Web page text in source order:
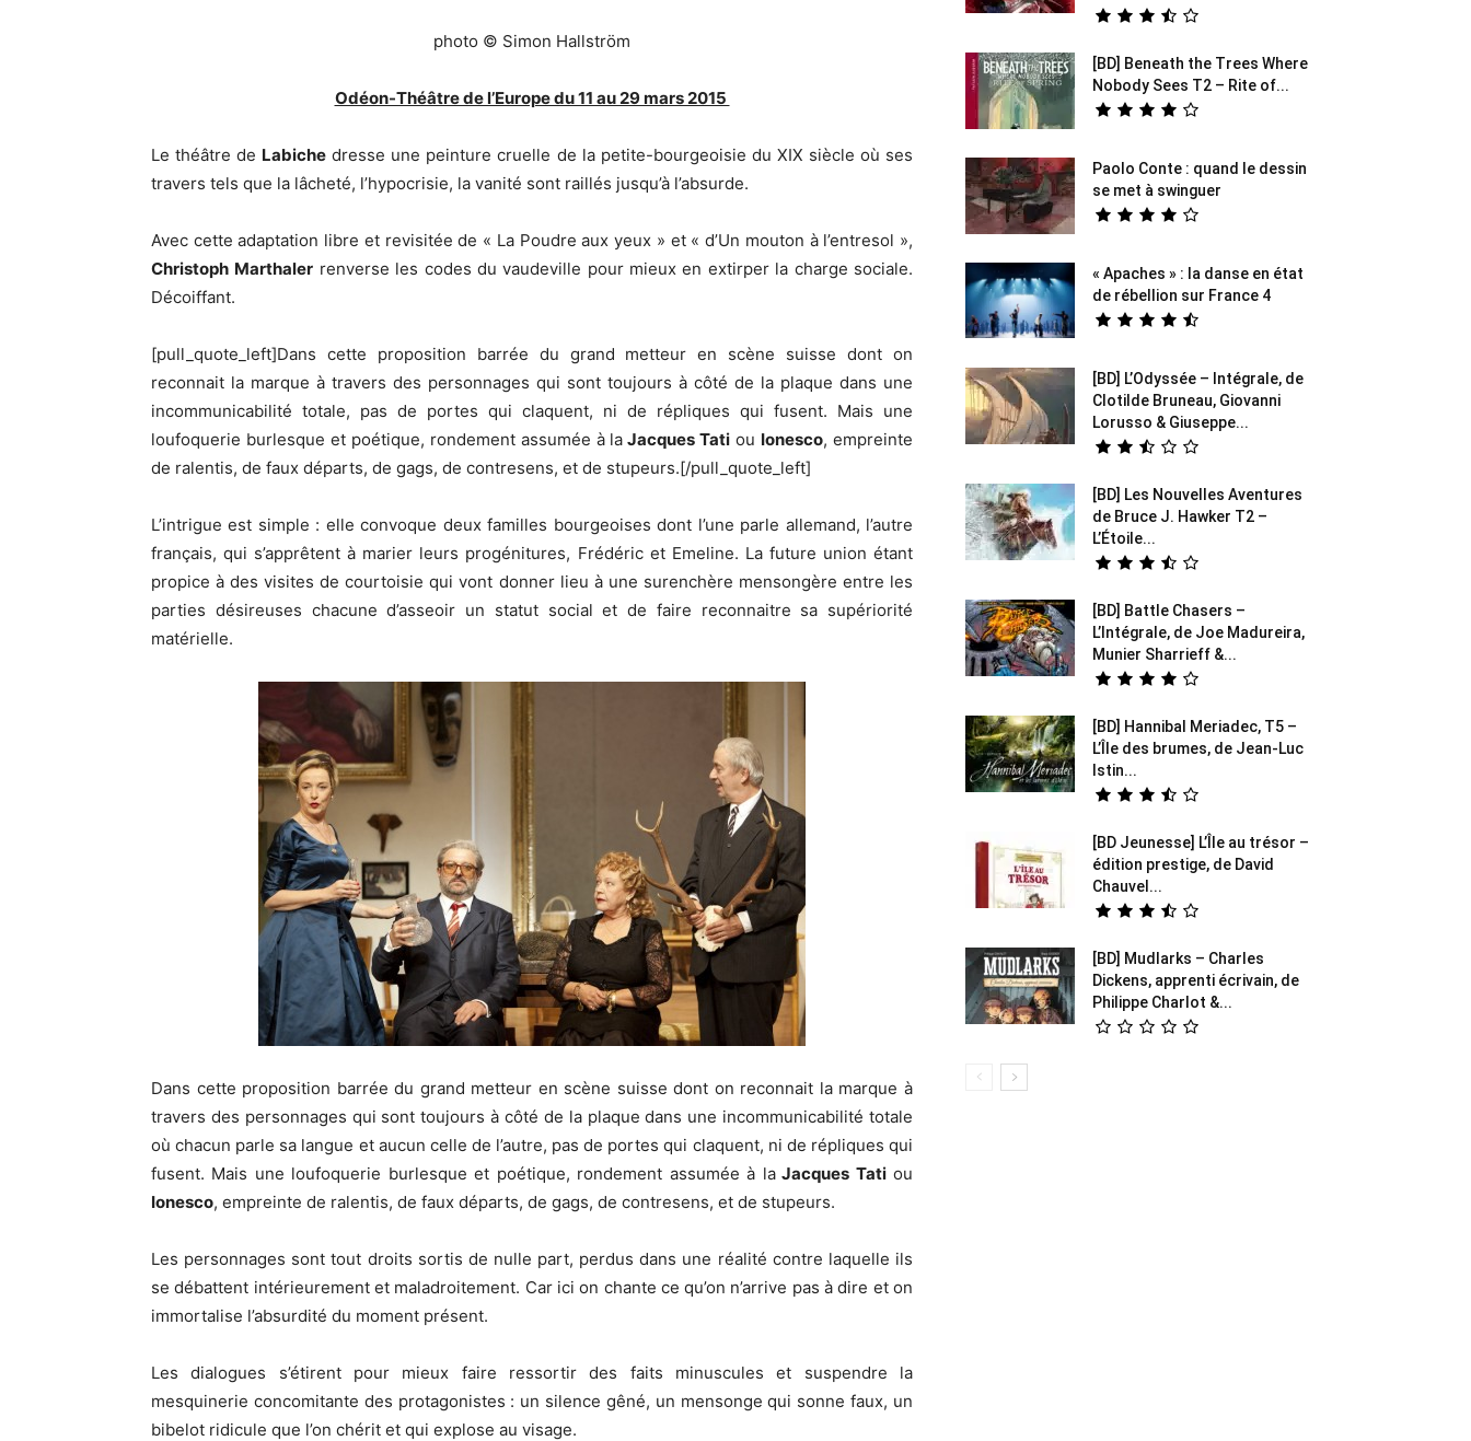
photo © Simon Hallström
Odéon-Théâtre de l’Europe du 11 au 29 mars 2015
Le théâtre de Labiche dresse une peinture cruelle de la petite-bourgeoisie du XIX siècle où ses
travers tels que la lâcheté, l’hypocrisie, la vanité sont raillés jusqu’à l’absurde.
Avec cette adaptation libre et revisitée de « La Poudre aux yeux » et « d’Un mouton à l’entresol »,
Christoph Marthaler renverse les codes du vaudeville pour mieux en extirper la charge sociale.
Décoiffant.
[pull_quote_left]Dans cette proposition barrée du grand metteur en scène suisse dont on
reconnait la marque à travers des personnages qui sont toujours à côté de la plaque dans une
incommunicabilité totale, pas de portes qui claquent, ni de répliques qui fusent. Mais une
loufoquerie burlesque et poétique, rondement assumée à la Jacques Tati ou Ionesco, empreinte
de ralentis, de faux départs, de gags, de contresens, et de stupeurs.[/pull_quote_left]
L’intrigue est simple : elle convoque deux familles bourgeoises dont l’une parle allemand, l’autre
français, qui s’apprêtent à marier leurs progénitures, Frédéric et Emeline. La future union étant
propice à des visites de courtoisie qui vont donner lieu à une surenchère mensongère entre les
parties désireuses chacune d’asseoir un statut social et de faire reconnaitre sa supériorité
matérielle.
Dans cette proposition barrée du grand metteur en scène suisse dont on reconnait la marque à
travers des personnages qui sont toujours à côté de la plaque dans une incommunicabilité totale
où chacun parle sa langue et aucun celle de l’autre, pas de portes qui claquent, ni de répliques qui
fusent. Mais une loufoquerie burlesque et poétique, rondement assumée à laJacques Tatiou
Ionesco, empreinte de ralentis, de faux départs, de gags, de contresens, et de stupeurs.
Les personnages sont tout droits sortis de nulle part, perdus dans une réalité contre laquelle ils
se débattent intérieurement et maladroitement. Car ici on chante ce qu’on n’arrive pas à dire et on
immortalise l’absurdité du moment présent.
Les dialogues s’étirent pour mieux faire ressortir des faits minuscules et suspendre la
mesquinerie concomitante des protagonistes : un silence gêné, un mensonge qui sonne faux, un
bibelot ridicule que l’on chérit et qui explose au visage.
[BD] Beneath the Trees Where
Nobody Sees T2 – Rite of...
Paolo Conte : quand le dessin
se met à swinguer
« Apaches » : la danse en état
de rébellion sur France 4
[BD] L’Odyssée – Intégrale, de
Clotilde Bruneau, Giovanni
Lorusso & Giuseppe...
[BD] Les Nouvelles Aventures
de Bruce J. Hawker T2 –
L’Étoile...
[BD] Battle Chasers –
L’Intégrale, de Joe Madureira,
Munier Sharrieff &...
[BD] Hannibal Meriadec, T5 –
L’Île des brumes, de Jean-Luc
Istin...
[BD Jeunesse] L’Île au trésor –
édition prestige, de David
Chauvel...
[BD] Mudlarks – Charles
Dickens, apprenti écrivain, de
Philippe Charlot &...